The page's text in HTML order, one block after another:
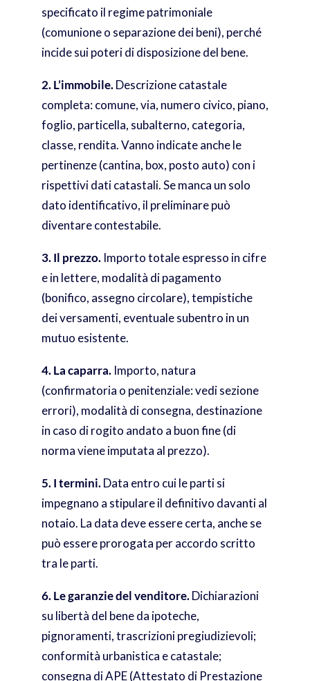
specificato il regime patrimoniale
(comunione o separazione dei beni), perché
incide sui poteri di disposizione del bene.
2. L’immobile.Descrizione catastale
completa: comune, via, numero civico, piano,
foglio, particella, subalterno, categoria,
classe, rendita. Vanno indicate anche le
pertinenze (cantina, box, posto auto) con i
rispettivi dati catastali. Se manca un solo
dato identificativo, il preliminare può
diventare contestabile.
3. Il prezzo. Importo totale espresso in cifre
e in lettere, modalità di pagamento
(bonifico, assegno circolare), tempistiche
dei versamenti, eventuale subentro in un
mutuo esistente.
4. La caparra. Importo, natura
(confirmatoria o penitenziale: vedi sezione
errori), modalità di consegna, destinazione
in caso di rogito andato a buon fine (di
norma viene imputata al prezzo).
5. I termini.Data entro cui le parti si
impegnano a stipulare il definitivo davanti al
notaio. La data deve essere certa, anche se
può essere prorogata per accordo scritto
tra le parti.
6. Le garanzie del venditore.Dichiarazioni
su libertà del bene da ipoteche,
pignoramenti, trascrizioni pregiudizievoli;
conformità urbanistica e catastale;
consegna di APE (Attestato di Prestazione